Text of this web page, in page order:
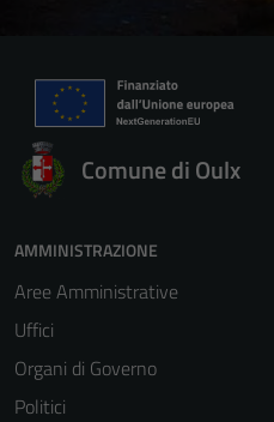
Comune di Oulx
AMMINISTRAZIONE
Aree Amministrative
Uffici
Organi di Governo
Politici